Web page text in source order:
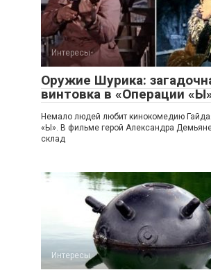
Интересы
Оружие Шурика:
винтовка в «Операции
Немало людей любит кинокомедию
«Ы». В фильме герой Александра
склад
Интересы